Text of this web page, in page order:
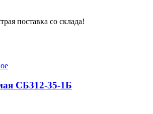
поставка со склада!
СБ312-35-1Б